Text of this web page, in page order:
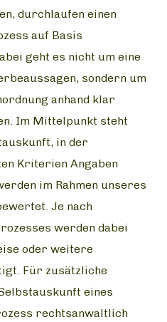
durchlaufen einen
auf Basis
geht es nicht um eine
sondern um
anhand klar
Im Mittelpunkt steht
in der
Kriterien Angaben
im Rahmen unseres
Je nach
werden dabei
oder weitere
Für zusätzliche
eines
rechtsanwaltlich